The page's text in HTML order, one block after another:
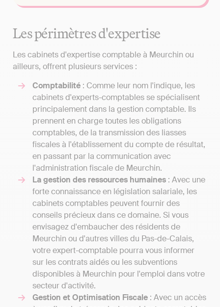
Les périmètres d'expertise
Les cabinets d'expertise comptable à Meurchin ou
ailleurs, offrent plusieurs services :
Comptabilité : Comme leur nom l'indique, les
cabinets d'experts-comptables se spécialisent
principalement dans la gestion comptable. Ils
prennent en charge toutes les obligations
comptables, de la transmission des liasses
fiscales à l'établissement du compte de résultat,
en passant par la communication avec
l'administration fiscale de Meurchin.
La gestion des ressources humaines : Avec une
forte connaissance en législation salariale, les
cabinets comptables peuvent fournir des
conseils précieux dans ce domaine. Si vous
envisagez d'embaucher des résidents de
Meurchin ou d'autres villes du Pas-de-Calais,
votre expert-comptable pourra vous informer
sur les contrats aidés ou les subventions
disponibles à Meurchin pour l'emploi dans votre
secteur d'activité.
Gestion et Optimisation Fiscale : Avec un accès